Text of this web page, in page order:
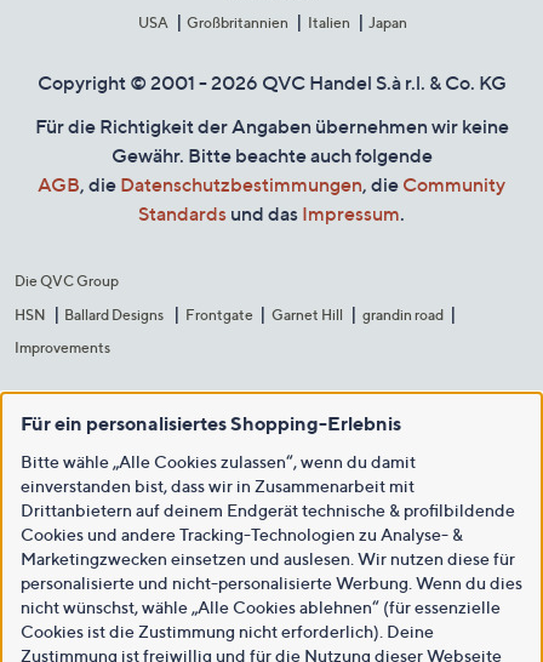
USA
Großbritannien Italien Japan
Copyright © 2001 - 2026 QVC Handel S.à r.l. & Co. KG
Für die Richtigkeit der Angaben übernehmen wir keine
Gewähr. Bitte beachte auch folgende
AGB, die Datenschutzbestimmungen, die Community
Standards und das Impressum.
Die QVC Group
HSN
Ballard Designs Frontgate Garnet Hill
grandin road
Improvements
Für ein personalisiertes Shopping-Erlebnis
Bitte wähle „Alle Cookies zulassen“, wenn du damit
einverstanden bist, dass wir in Zusammenarbeit mit
Drittanbietern auf deinem Endgerät technische & profilbildende
Cookies und andere Tracking-Technologien zu Analyse- &
Marketingzwecken einsetzen und auslesen. Wir nutzen diese für
personalisierte und nicht-personalisierte Werbung. Wenn du dies
nicht wünschst, wähle „Alle Cookies ablehnen“ (für essenzielle
Cookies ist die Zustimmung nicht erforderlich). Deine
Zustimmung ist freiwillig und für die Nutzung dieser Webseite